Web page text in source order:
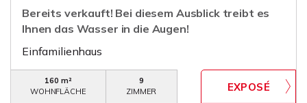
Bereits verkauft! Bei diesem Ausblick treibt es
Ihnen das Wasser in die Augen!
Einfamilienhaus
160 m²
WOHNFLÄCHE
9
ZIMMER